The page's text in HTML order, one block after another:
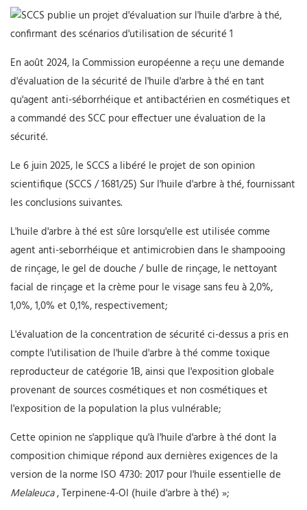
En août 2024, la Commission européenne a reçu une demande
d'évaluation de la sécurité de l'huile d'arbre à thé en tant
qu'agent anti-séborrhéique et antibactérien en cosmétiques et
a commandé des SCC pour effectuer une évaluation de la
sécurité.
Le 6 juin 2025, le SCCS a libéré le projet de son opinion
scientifique (SCCS / 1681/25) Sur l'huile d'arbre à thé, fournissant
les conclusions suivantes.
L'huile d'arbre à thé est sûre lorsqu'elle est utilisée comme
agent anti-seborrhéique et antimicrobien dans le shampooing
de rinçage, le gel de douche / bulle de rinçage, le nettoyant
facial de rinçage et la crème pour le visage sans feu à 2,0%,
1,0%, 1,0% et 0,1%, respectivement;
L'évaluation de la concentration de sécurité ci-dessus a pris en
compte l'utilisation de l'huile d'arbre à thé comme toxique
reproducteur de catégorie 1B, ainsi que l'exposition globale
provenant de sources cosmétiques et non cosmétiques et
l'exposition de la population la plus vulnérable;
Cette opinion ne s'applique qu'à l'huile d'arbre à thé dont la
composition chimique répond aux dernières exigences de la
version de la norme ISO 4730: 2017 pour l'huile essentielle de
Melaleuca, Terpinene-4-Ol (huile d'arbre à thé) »;